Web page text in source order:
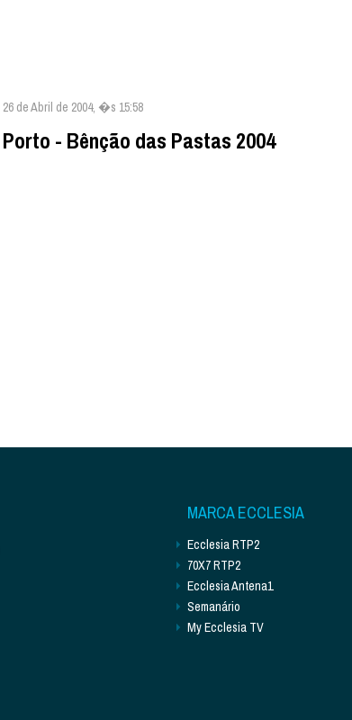
26 de Abril de 2004, �s 15:58
Porto - Bênção das Pastas 2004
MARCA ECCLESIA
Ecclesia RTP2
70X7 RTP2
Ecclesia Antena1
Semanário
My Ecclesia TV